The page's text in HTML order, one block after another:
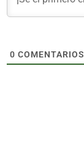
0 COMENTARIOS